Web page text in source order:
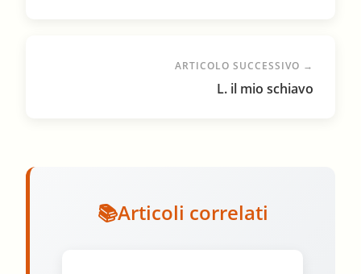
ARTICOLO SUCCESSIVO →
L. il mio schiavo
Articoli correlati